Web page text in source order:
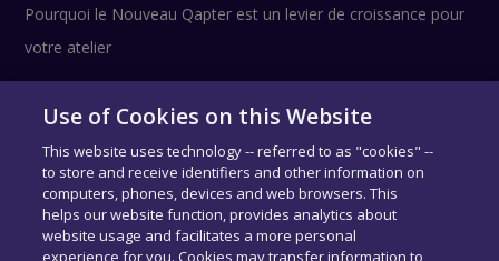
Pourquoi le Nouveau Qapter est un levier de croissance pour
votre atelier
Suivez-nous !
Use of Cookies on this Website
This website uses technology -- referred to as "cookies" --
to store and receive identifiers and other information on
computers, phones, devices and web browsers. This
helps our website function, provides analytics about
website usage and facilitates a more personal
experience for you. Cookies may transfer information to